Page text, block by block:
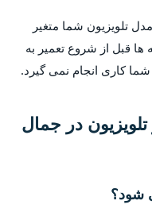
تلویزیون شما متغیر
قبل از شروع تعمیر به
کاری انجام نمی گیرد.
در جمال
شود؟